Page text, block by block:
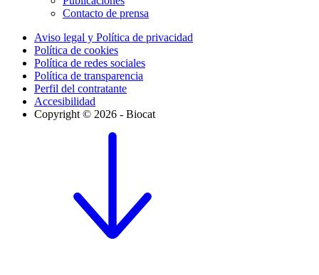
Contacto de prensa
Aviso legal y Política de privacidad
Política de cookies
Política de redes sociales
Política de transparencia
Perfil del contratante
Accesibilidad
Copyright © 2026 - Biocat